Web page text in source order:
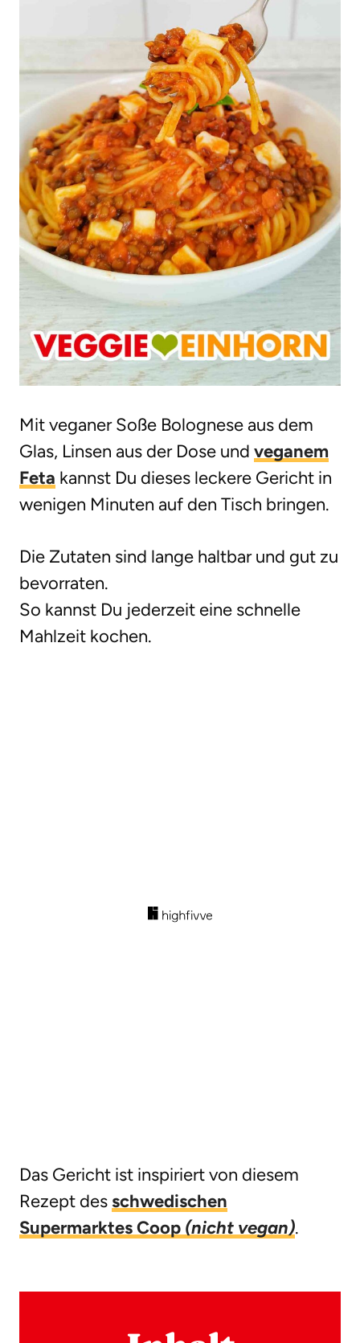
Mit veganer Soße Bolognese aus dem
Glas, Linsen aus der Dose und veganem
Feta kannst Du dieses leckere Gericht in
wenigen Minuten auf den Tisch bringen.
Die Zutaten sind lange haltbar und gut zu
bevorraten.
So kannst Du jederzeit eine schnelle
Mahlzeit kochen.
Das Gericht ist inspiriert von diesem
Rezept desschwedischen
Supermarktes Coop (nicht vegan).